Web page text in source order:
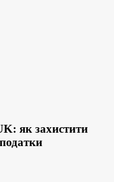
як захистити